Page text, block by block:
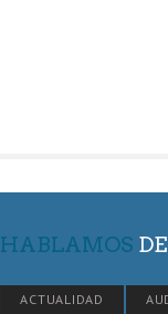
HABLAMOS DE
ACTUALIDAD